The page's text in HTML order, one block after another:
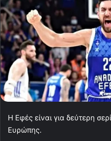
Η Εφές είναι για δεύτερη
Ευρώπης.